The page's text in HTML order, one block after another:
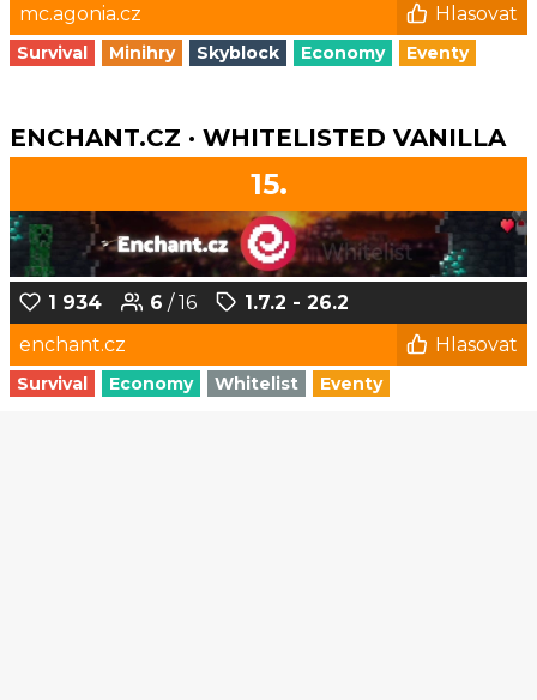
mc.agonia.cz
Hlasovat
Survival Minihry Skyblock Economy Eventy
ENCHANT.CZ · WHITELISTED VANILLA
15.
1 934 6 / 16
1.7.2 - 26.2
enchant.cz
Hlasovat
Survival Economy Whitelist Eventy